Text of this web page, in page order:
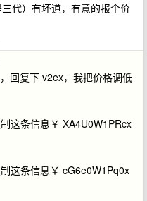
代）有坏道，有意的报个价
回复下 v2ex，我把价格调低
这条信息￥ XA4U0W1PRcx
这条信息￥ cG6e0W1Pq0x